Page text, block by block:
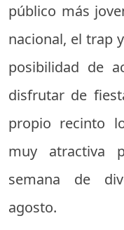
público más
nacional, el trap
posibilidad de
disfrutar de
propio recinto
muy atractiva
semana de
agosto.